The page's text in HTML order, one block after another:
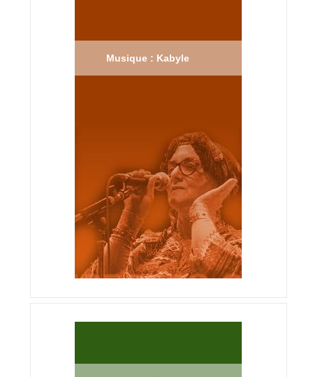
Musique : Kabyle